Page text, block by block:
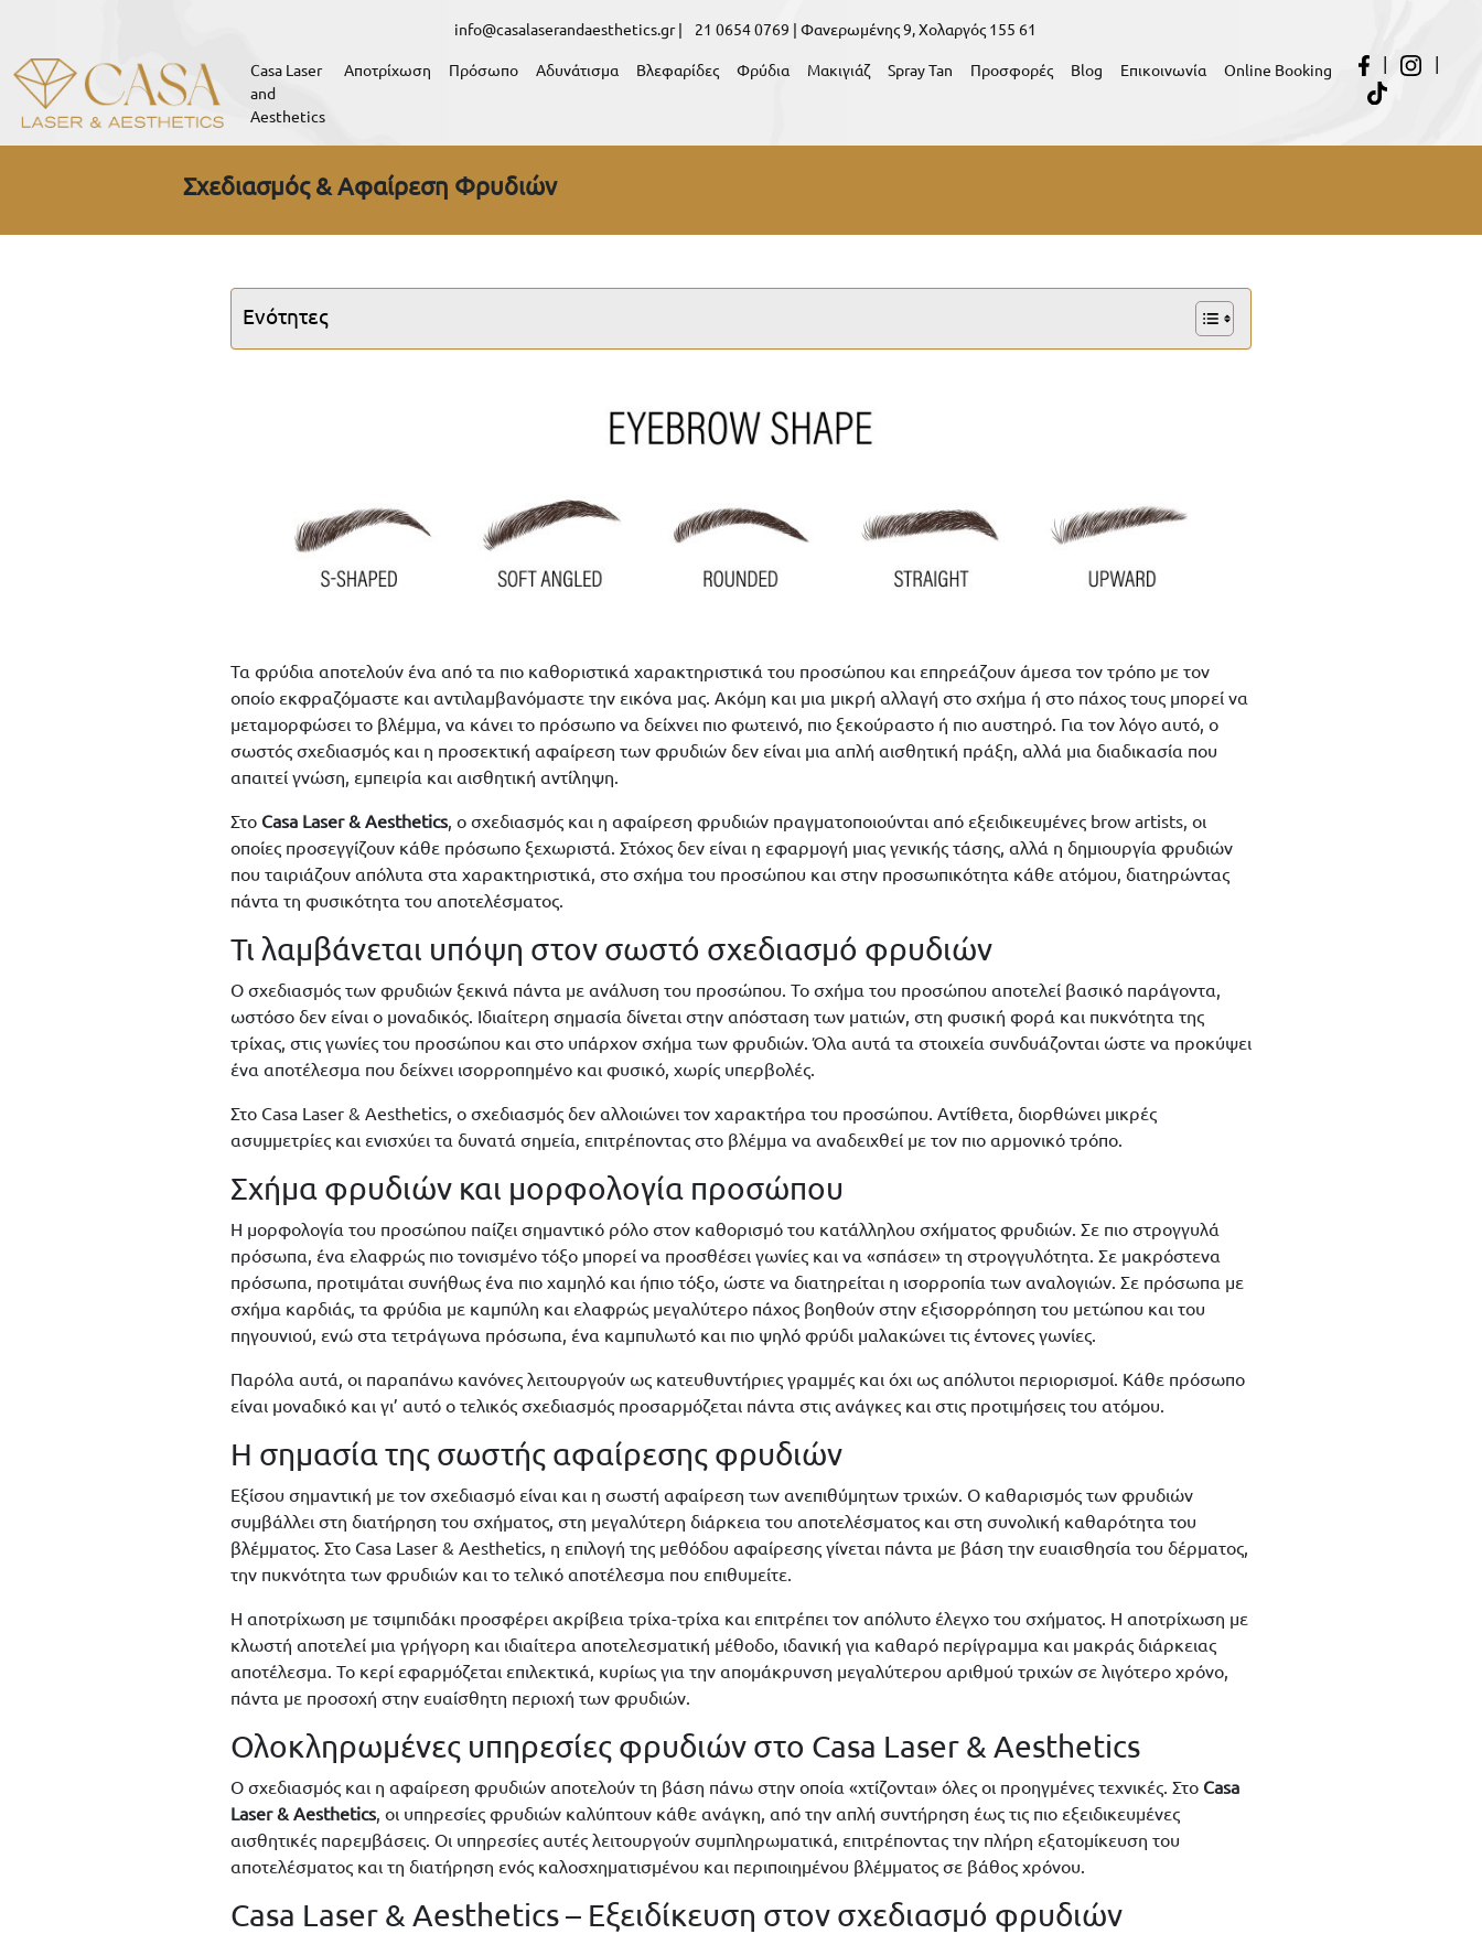
info@casalaserandaesthetics.gr | 21 0654 0769 | Φανερωμένης 9, Χολαργός 155 61
Casa Laser
and
Aesthetics
Αποτρίχωση Πρόσωπο Αδυνάτισμα Βλεφαρίδες Φρύδια Μακιγιάζ Spray Tan Προσφορές Blog Επικοινωνία Online Booking | |
Σχεδιασμός & Αφαίρεση Φρυδιών
Ενότητες
Τα φρύδια αποτελούν ένα από τα πιο καθοριστικά χαρακτηριστικά του προσώπου και επηρεάζουν άμεσα τον τρόπο με τον
οποίο εκφραζόμαστε και αντιλαμβανόμαστε την εικόνα μας. Ακόμη και μια μικρή αλλαγή στο σχήμα ή στο πάχος τους μπορεί να
μεταμορφώσει το βλέμμα, να κάνει το πρόσωπο να δείχνει πιο φωτεινό, πιο ξεκούραστο ή πιο αυστηρό. Για τον λόγο αυτό, ο
σωστός σχεδιασμός και η προσεκτική αφαίρεση των φρυδιών δεν είναι μια απλή αισθητική πράξη, αλλά μια διαδικασία που
απαιτεί γνώση, εμπειρία και αισθητική αντίληψη.
Στο Casa Laser & Aesthetics , ο σχεδιασμός και η αφαίρεση φρυδιών πραγματοποιούνται από εξειδικευμένες brow artists, οι
οποίες προσεγγίζουν κάθε πρόσωπο ξεχωριστά. Στόχος δεν είναι η εφαρμογή μιας γενικής τάσης, αλλά η δημιουργία φρυδιών
που ταιριάζουν απόλυτα στα χαρακτηριστικά, στο σχήμα του προσώπου και στην προσωπικότητα κάθε ατόμου, διατηρώντας
πάντα τη φυσικότητα του αποτελέσματος.
Τι λαμβάνεται υπόψη στον σωστό σχεδιασμό φρυδιών
Ο σχεδιασμός των φρυδιών ξεκινά πάντα με ανάλυση του προσώπου. Το σχήμα του προσώπου αποτελεί βασικό παράγοντα,
ωστόσο δεν είναι ο μοναδικός. Ιδιαίτερη σημασία δίνεται στην απόσταση των ματιών, στη φυσική φορά και πυκνότητα της
τρίχας, στις γωνίες του προσώπου και στο υπάρχον σχήμα των φρυδιών. Όλα αυτά τα στοιχεία συνδυάζονται ώστε να προκύψει
ένα αποτέλεσμα που δείχνει ισορροπημένο και φυσικό, χωρίς υπερβολές.
Στο Casa Laser & Aesthetics, ο σχεδιασμός δεν αλλοιώνει τον χαρακτήρα του προσώπου. Αντίθετα, διορθώνει μικρές
ασυμμετρίες και ενισχύει τα δυνατά σημεία, επιτρέποντας στο βλέμμα να αναδειχθεί με τον πιο αρμονικό τρόπο.
Σχήμα φρυδιών και μορφολογία προσώπου
Η μορφολογία του προσώπου παίζει σημαντικό ρόλο στον καθορισμό του κατάλληλου σχήματος φρυδιών. Σε πιο στρογγυλά
πρόσωπα, ένα ελαφρώς πιο τονισμένο τόξο μπορεί να προσθέσει γωνίες και να «σπάσει» τη στρογγυλότητα. Σε μακρόστενα
πρόσωπα, προτιμάται συνήθως ένα πιο χαμηλό και ήπιο τόξο, ώστε να διατηρείται η ισορροπία των αναλογιών. Σε πρόσωπα με
σχήμα καρδιάς, τα φρύδια με καμπύλη και ελαφρώς μεγαλύτερο πάχος βοηθούν στην εξισορρόπηση του μετώπου και του
πηγουνιού, ενώ στα τετράγωνα πρόσωπα, ένα καμπυλωτό και πιο ψηλό φρύδι μαλακώνει τις έντονες γωνίες.
Παρόλα αυτά, οι παραπάνω κανόνες λειτουργούν ως κατευθυντήριες γραμμές και όχι ως απόλυτοι περιορισμοί. Κάθε πρόσωπο
είναι μοναδικό και γι’ αυτό ο τελικός σχεδιασμός προσαρμόζεται πάντα στις ανάγκες και στις προτιμήσεις του ατόμου.
Η σημασία της σωστής αφαίρεσης φρυδιών
Εξίσου σημαντική με τον σχεδιασμό είναι και η σωστή αφαίρεση των ανεπιθύμητων τριχών. Ο καθαρισμός των φρυδιών
συμβάλλει στη διατήρηση του σχήματος, στη μεγαλύτερη διάρκεια του αποτελέσματος και στη συνολική καθαρότητα του
βλέμματος. Στο Casa Laser & Aesthetics, η επιλογή της μεθόδου αφαίρεσης γίνεται πάντα με βάση την ευαισθησία του δέρματος,
την πυκνότητα των φρυδιών και το τελικό αποτέλεσμα που επιθυμείτε.
Η αποτρίχωση με τσιμπιδάκι προσφέρει ακρίβεια τρίχα-τρίχα και επιτρέπει τον απόλυτο έλεγχο του σχήματος. Η αποτρίχωση με
κλωστή αποτελεί μια γρήγορη και ιδιαίτερα αποτελεσματική μέθοδο, ιδανική για καθαρό περίγραμμα και μακράς διάρκειας
αποτέλεσμα. Το κερί εφαρμόζεται επιλεκτικά, κυρίως για την απομάκρυνση μεγαλύτερου αριθμού τριχών σε λιγότερο χρόνο,
πάντα με προσοχή στην ευαίσθητη περιοχή των φρυδιών.
Ολοκληρωμένες υπηρεσίες φρυδιών στο Casa Laser & Aesthetics
Ο σχεδιασμός και η αφαίρεση φρυδιών αποτελούν τη βάση πάνω στην οποία «χτίζονται» όλες οι προηγμένες τεχνικές. Στο Casa
Laser & Aesthetics , οι υπηρεσίες φρυδιών καλύπτουν κάθε ανάγκη, από την απλή συντήρηση έως τις πιο εξειδικευμένες
αισθητικές παρεμβάσεις. Οι υπηρεσίες αυτές λειτουργούν συμπληρωματικά, επιτρέποντας την πλήρη εξατομίκευση του
αποτελέσματος και τη διατήρηση ενός καλοσχηματισμένου και περιποιημένου βλέμματος σε βάθος χρόνου.
Casa Laser & Aesthetics – Εξειδίκευση στον σχεδιασμό φρυδιών